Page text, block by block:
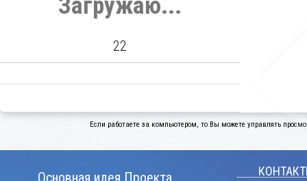
Загружаю...
22
Если работаете за компьютером, то Вы можете управлять
Основная идея Проекта